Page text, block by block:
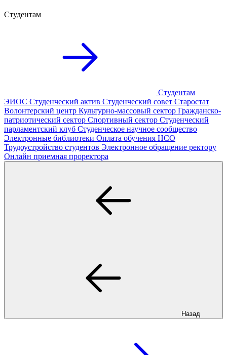
Студентам
Студентам
ЭИОС Студенческий актив Студенческий совет Старостат
Волонтерский центр Культурно-массовый сектор Гражданско-
патриотический сектор Спортивный сектор Студенческий
парламентский клуб Студенческое научное сообщество
Электронные библиотеки Оплата обучения НСО
Трудоустройство студентов Электронное обращение ректору
Онлайн приемная проректора
Назад